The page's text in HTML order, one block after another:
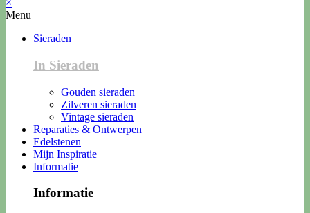
×
Menu
Sieraden
In Sieraden
Gouden sieraden
Zilveren sieraden
Vintage sieraden
Reparaties & Ontwerpen
Edelstenen
Mijn Inspiratie
Informatie
Informatie